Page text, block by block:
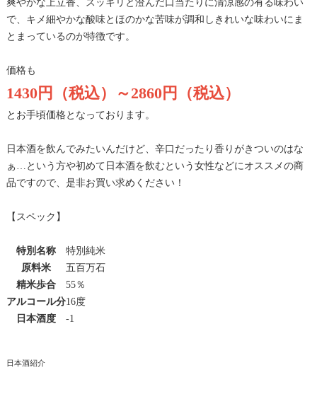
爽やかな上立香、スッキリと澄んだ口当たりに清涼感の有る味わい
で、キメ細やかな酸味とほのかな苦味が調和しきれいな味わいにま
とまっているのが特徴です。
価格も
1430円（税込）～2860円（税込）
とお手頃価格となっております。
日本酒を飲んでみたいんだけど、辛口だったり香りがきついのはな
ぁ…という方や初めて日本酒を飲むという女性などにオススメの商
品ですので、是非お買い求めください！
【スペック】
特別名称
特別純米
原料米
五百万石
精米歩合
55％
アルコール分16度
日本酒度
-1
日本酒紹介